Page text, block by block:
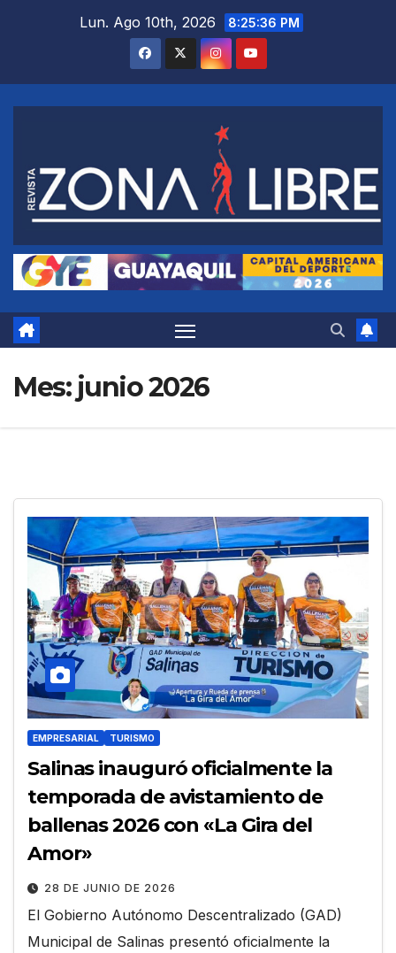
Lun. Ago 10th, 2026 8:25:38 PM
Mes: junio 2026
EMPRESARIAL TURISMO
Salinas inauguró oficialmente la
temporada de avistamiento de
ballenas 2026 con «La Gira del
Amor»
28 DE JUNIO DE 2026
El Gobierno Autónomo Descentralizado (GAD)
Municipal de Salinas presentó oficialmente la